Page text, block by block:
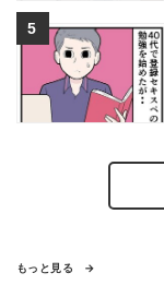
もっと見る